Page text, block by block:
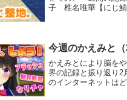
子 椎名唯華【にじ鯖
華】...
今週のかえみと（
かえみとにより脳を
界の記録と振り返り2
のインターネットは